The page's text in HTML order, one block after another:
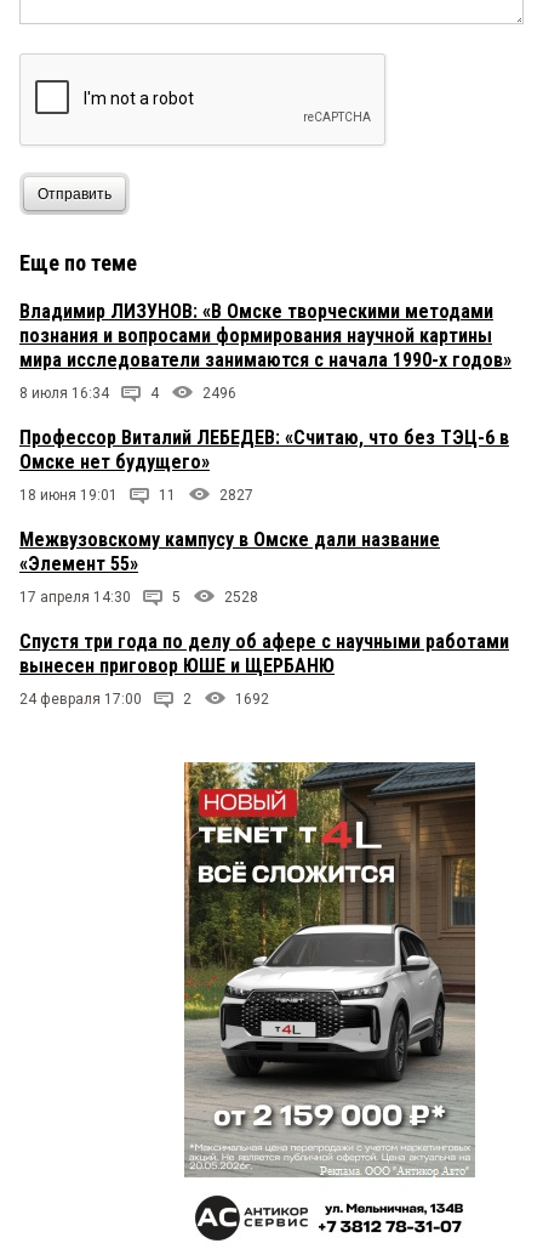
Отправить
Еще по теме
Владимир ЛИЗУНОВ: «В Омске творческими методами
познания и вопросами формирования научной картины
мира исследователи занимаются с начала 1990-х годов»
8 июля 16:34 4 2496
Профессор Виталий ЛЕБЕДЕВ: «Считаю, что без ТЭЦ-6 в
Омске нет будущего»
18 июня 19:01 11 2827
Межвузовскому кампусу в Омске дали название
«Элемент 55»
17 апреля 14:30 5 2528
Спустя три года по делу об афере с научными работами
вынесен приговор ЮШЕ и ЩЕРБАНЮ
24 февраля 17:00 2 1692